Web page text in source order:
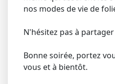
nos modes de vie de
N'hésitez pas à
Bonne soirée, portez
vous et à bientôt.